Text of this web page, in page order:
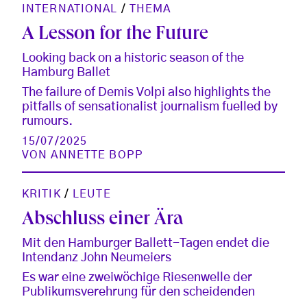
INTERNATIONAL / THEMA
A Lesson for the Future
Looking back on a historic season of the
Hamburg Ballet
The failure of Demis Volpi also highlights the
pitfalls of sensationalist journalism fuelled by
rumours.
15/07/2025
VONANNETTE BOPP
KRITIK / LEUTE
Abschluss einer Ära
Mit den Hamburger Ballett-Tagen endet die
Intendanz John Neumeiers
Es war eine zweiwöchige Riesenwelle der
Publikumsverehrung für den scheidenden